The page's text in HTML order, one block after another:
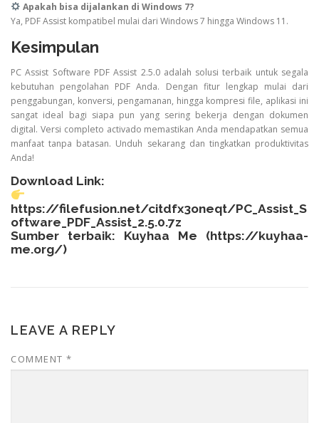
Apakah bisa dijalankan di Windows 7?
Ya, PDF Assist kompatibel mulai dari Windows 7 hingga Windows 11.
Kesimpulan
PC Assist Software PDF Assist 2.5.0 adalah solusi terbaik untuk segala
kebutuhan pengolahan PDF Anda. Dengan fitur lengkap mulai dari
penggabungan, konversi, pengamanan, hingga kompresi file, aplikasi ini
sangat ideal bagi siapa pun yang sering bekerja dengan dokumen
digital. Versi completo activado memastikan Anda mendapatkan semua
manfaat tanpa batasan. Unduh sekarang dan tingkatkan produktivitas
Anda!
Download Link:
https://filefusion.net/citdfx3oneqt/PC_Assist_S
oftware_PDF_Assist_2.5.0.7z
Sumber terbaik: Kuyhaa Me (https://kuyhaa-
me.org/)
LEAVE A REPLY
COMMENT *